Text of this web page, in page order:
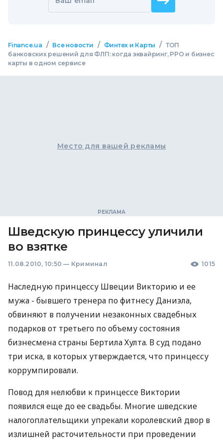
Finance.ua / Все новости / Финтех и Карты / ТОП
банковских решений для ФЛП: когда эквайринг, РРО и бизнес
карты в одном сервисе
Место для вашей рекламы
Шведскую принцессу уличили
во взятке
11.08.2010, 10:50 — Криминал 1015
Наследную принцессу Швеции Викторию и ее
мужа - бывшего тренера по фитнесу Даниэла,
обвиняют в получении незаконных свадебных
подарков от третьего по объему состояния
бизнесмена страны Бертила Хулта. В суд подано
три иска, в которых утверждается, что принцессу
коррумпировали.
Повод для нелюбви к принцессе Виктории
появился еще до ее свадьбы. Многие шведские
налогоплательщики упрекали королевский двор в
излишней расточительности при проведении